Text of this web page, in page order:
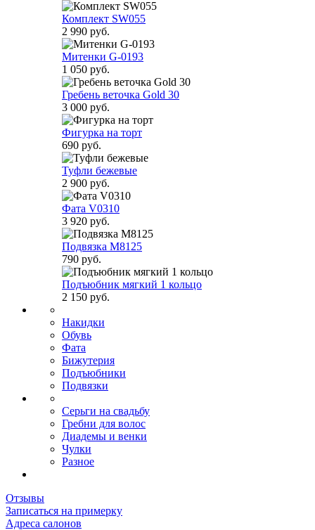
Комплект SW055
2 990 руб.
Митенки G-0193
1 050 руб.
Гребень веточка Gold 30
3 000 руб.
Фигурка на торт
690 руб.
Туфли бежевые
2 900 руб.
Фата V0310
3 920 руб.
Подвязка М8125
790 руб.
Подъюбник мягкий 1 кольцо
2 150 руб.
Накидки
Обувь
Фата
Бижутерия
Подъюбники
Подвязки
Серьги на свадьбу
Гребни для волос
Диадемы и венки
Чулки
Разное
Отзывы
Записаться на примерку
Адреса салонов